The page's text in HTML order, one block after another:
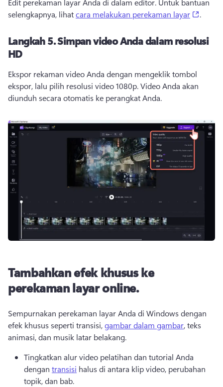
Edit perekaman layar Anda di dalam editor. Untuk bantuan
selengkapnya, lihat cara melakukan perekaman layar .
Langkah 5.Simpan video Anda dalam resolusi
HD
Ekspor rekaman video Anda dengan mengeklik tombol
ekspor, lalu pilih resolusi video 1080p. Video Anda akan
diunduh secara otomatis ke perangkat Anda.
Tambahkan efek khusus ke
perekaman layar online.
Sempurnakan perekaman layar Anda di Windows dengan
efek khusus seperti transisi, gambar dalam gambar, teks
animasi, dan musik latar belakang.
Tingkatkan alur video pelatihan dan tutorial Anda
dengan transisi halus di antara klip video, perubahan
topik, dan bab.